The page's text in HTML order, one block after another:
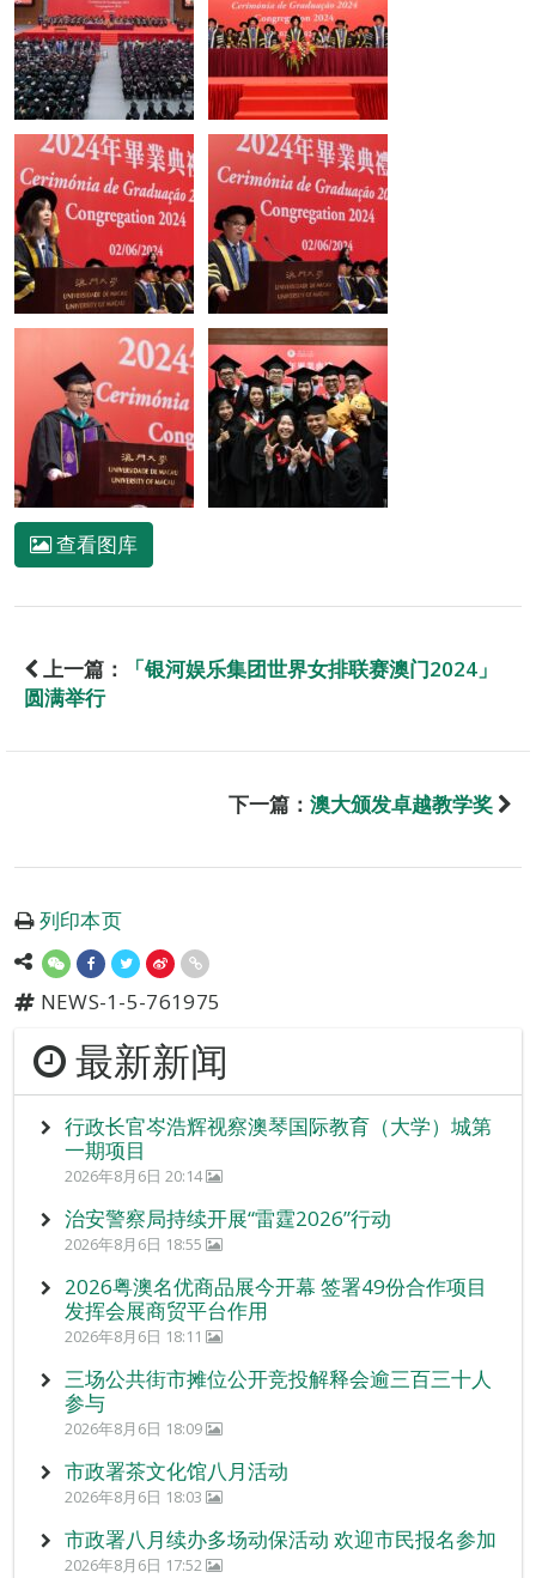
查看图库
上一篇：
「银河娱乐集团世界女排联赛澳门2024」
圆满举行
下一篇： 澳大颁发卓越教学奖
列印本页
NEWS-1-5-761975
最新新闻
行政长官岑浩辉视察澳琴国际教育（大学）城第
一期项目
2026年8月6日 20:14
治安警察局持续开展“雷霆2026”行动
2026年8月6日 18:55
2026粤澳名优商品展今开幕 签署49份合作项目
发挥会展商贸平台作用
2026年8月6日 18:11
三场公共街市摊位公开竞投解释会逾三百三十人
参与
2026年8月6日 18:09
市政署茶文化馆八月活动
2026年8月6日 18:03
市政署八月续办多场动保活动 欢迎市民报名参加
2026年8月6日 17:52